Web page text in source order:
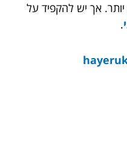
אך יש להקפיד על
.